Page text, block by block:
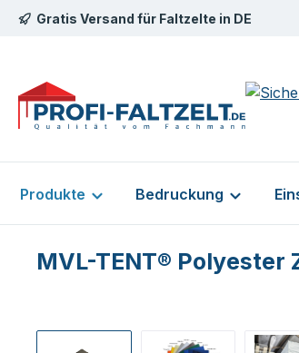
Hauptinhalt springen
Zur Suche springen
Zur Hauptnavigation springen
Gratis Versand für Faltzelte in DE
Produkte Bedruckung
MVL-TENT® Polyester
Bildergalerie überspringen